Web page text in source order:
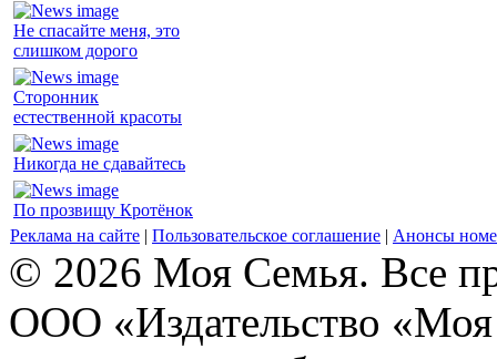
Не спасайте меня, это
слишком дорого
Сторонник
естественной красоты
Никогда не сдавайтесь
По прозвищу Кротёнок
Реклама на сайте | Пользовательское соглашение | Анонсы
© 2026 Моя Семья. Все
ООО «Издательство